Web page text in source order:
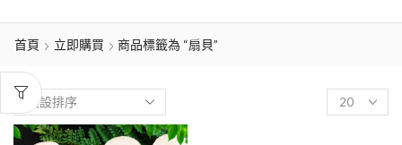
首頁 立即購買 商品標籤為 “扇貝”